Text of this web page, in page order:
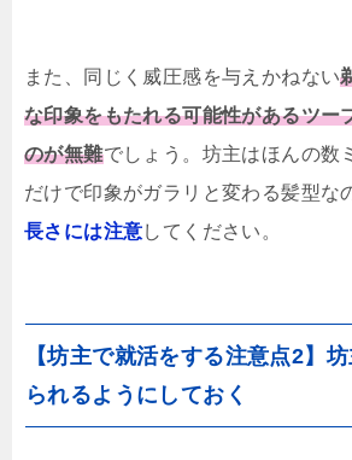
また、同じく威圧感を与えかねない
な印象をもたれる可能性があるツー
のが無難でしょう。坊主はほんの数
だけで印象がガラリと変わる髪型な
長さには注意してください。
【坊主で就活をする注意点2】
られるようにしておく